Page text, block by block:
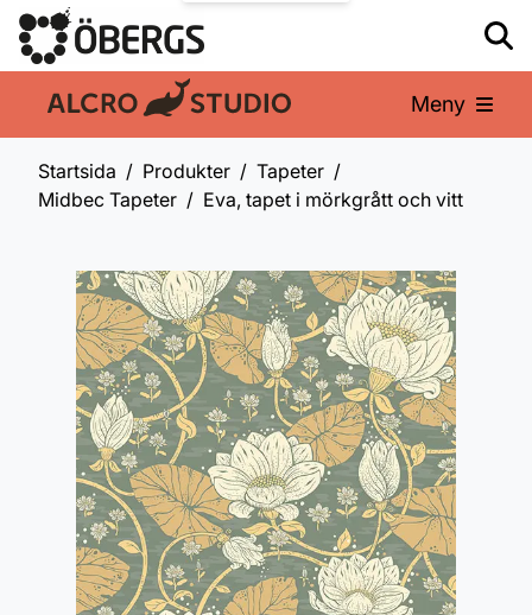
En del av: Meny
Startsida Produkter
Tapeter
Midbec Tapeter
Eva, tapet i mörkgrått och vitt